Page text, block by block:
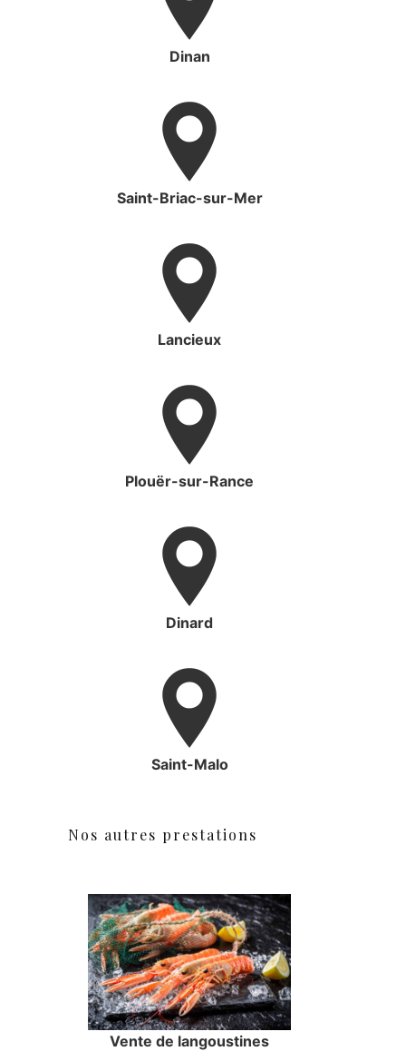
Dinan
Saint-Briac-sur-Mer
Lancieux
Plouër-sur-Rance
Dinard
Saint-Malo
Nos autres prestations
Vente de langoustines